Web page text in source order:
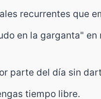
recurrentes que
en la garganta" en
parte del día sin
tiempo libre.